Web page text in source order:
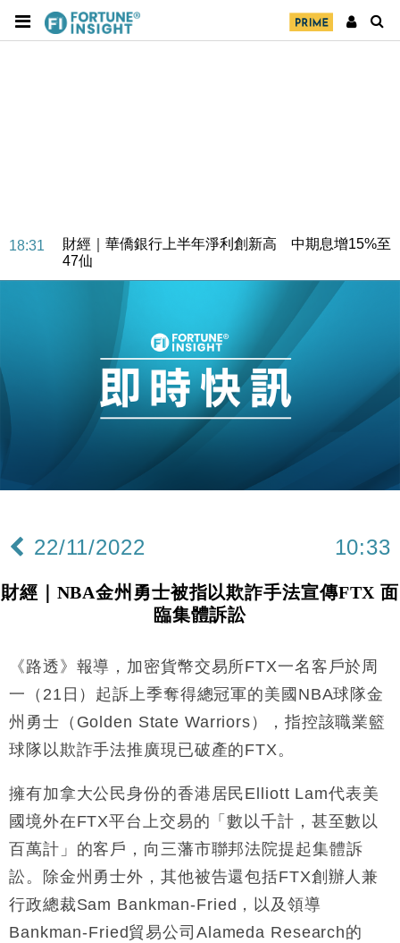
18:31
財經｜華僑銀行上半年淨利創新高 中期息增15%至
47仙
財經｜滙豐上調香港今年GDP預測至4.5% 看好貿易
及消費表現
本地｜假冒內地執法人員要求交「保證金」 43歲女子
損失近6900萬元
財經｜日經失守6.5萬點後回穩 全周仍升近2%
15:47
財經｜恒隆10月換帥 玩具「反」斗城亞洲CEO蔡德
財經｜韓股反覆波動收跌 連挫7周創逾3年最長跌勢
12:44
財經｜日本春季三度入市撐日圓 4月單日斥6.28萬億
11:12
國際｜特朗普料美伊戰事快結束 承認部分彈藥庫存緊
司
18:31
財經｜華僑銀行上半年淨利創新高 中期息增15%至
及消費表現
16:47
損失近6900萬元
16:05
財經｜日經失守6.5萬點後回穩 全周仍升近2%
15:47
財經｜恒隆10月換帥 玩具「反」斗城亞洲CEO蔡德
粦接任
15:11
財經｜韓股反覆波動收跌 連挫7周創逾3年最長跌勢
22/11/2022 10:33
財經｜NBA金州勇士被指以欺詐手法宣傳FTX 面
臨集體訴訟
《路透》報導，加密貨幣交易所FTX一名客戶於周
一（21日）起訴上季奪得總冠軍的美國NBA球隊金
州勇士（Golden State Warriors），指控該職業籃
球隊以欺詐手法推廣現已破產的FTX。
擁有加拿大公民身份的香港居民Elliott Lam代表美
國境外在FTX平台上交易的「數以千計，甚至數以
百萬計」的客戶，向三藩市聯邦法院提起集體訴
訟。除金州勇士外，其他被告還包括FTX創辦人兼
行政總裁Sam Bankman-Fried，以及領導
Bankman-Fried貿易公司Alameda Research的